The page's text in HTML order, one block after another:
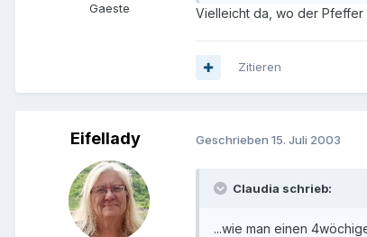
Gaeste Vielleicht da, wo der Pfeffer
Zitieren
Eifellady Geschrieben 15. Juli 2003
Claudia schrieb:
...wie man einen